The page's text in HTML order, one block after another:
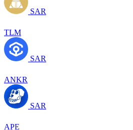
SAR
TLM
SAR
ANKR
SAR
APE